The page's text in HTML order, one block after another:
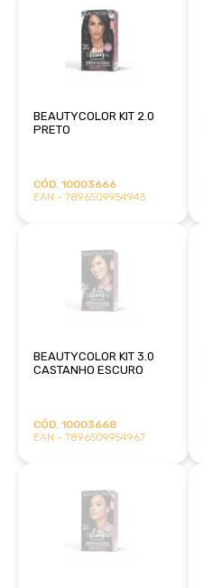
BEAUTYCOLOR KIT 2.0
PRETO
CÓD. 10003666
EAN - 7896509954943
BEAUTYCOLOR KIT 3.0
CASTANHO ESCURO
CÓD. 10003668
EAN - 7896509954967